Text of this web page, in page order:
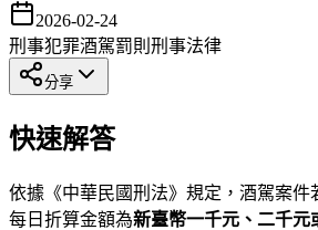
2026-02-24
刑事犯罪酒駕罰則 刑事法律
分享
快速解答
依據《中華民國刑法》規定，酒駕案件
每日折算金額為新臺幣一千元、二千元